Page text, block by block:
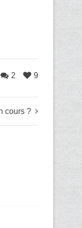
9
2
cours ?